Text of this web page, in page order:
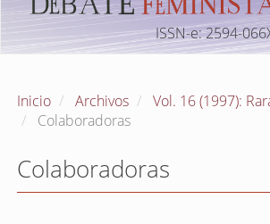
ISSN-e: 2594-
Inicio Archivos
Vol. 16 (1997):
Colaboradoras
Colaboradoras